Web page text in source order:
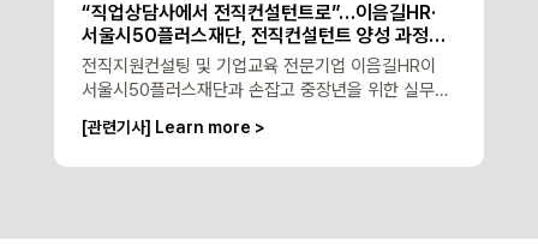
“직업상담사에서 전직컨설턴트로”…이음길HR·
서울시50플러스재단, 전직컨설턴트 양성 과정
개설
전직지원컨설팅 및 기업교육 전문기업 이음길HR이
서울시50플러스재단과 손잡고 중장년을 위한 실무형
전직컨설턴트 양성과정을 진행한다.
[관련기사] Learn more >